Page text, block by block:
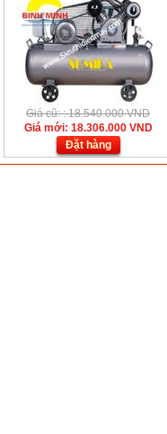
Giá cũ: : 18.540.000 VND
Giá mới: 18.306.000 VND
Đặt hàng